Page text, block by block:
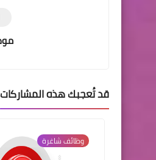
قد تُعجبك هذه المشاركات
وظائف شاغرة